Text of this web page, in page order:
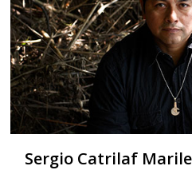
Sergio Catrilaf